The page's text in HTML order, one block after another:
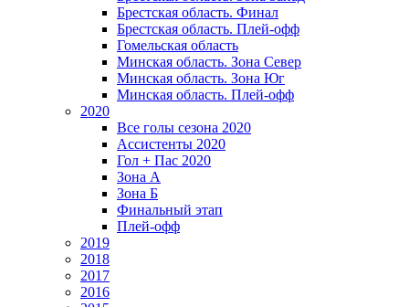
Брестская область. Финал
Брестская область. Плей-офф
Гомельская область
Минская область. Зона Север
Минская область. Зона Юг
Минская область. Плей-офф
2020
Все голы сезона 2020
Ассистенты 2020
Гол + Пас 2020
Зона А
Зона Б
Финальный этап
Плей-офф
2019
2018
2017
2016